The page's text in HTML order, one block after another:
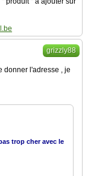
grizzly88
donner l'adresse , je
trop cher avec le